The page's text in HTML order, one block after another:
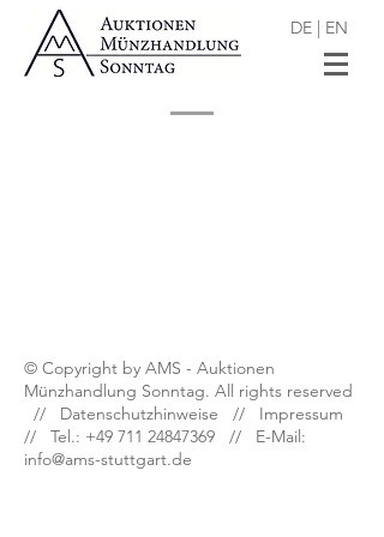
DE | EN
© Copyright by AMS - Auktionen
Münzhandlung Sonntag. All rights reserved
// Datenschutzhinweise // Impressum
// Tel.: +49 711 24847369 // E-Mail:
info@ams-stuttgart.de